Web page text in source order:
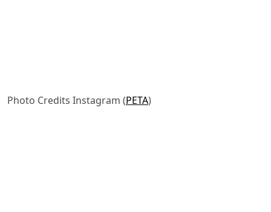
Photo Credits Instagram (PETA)